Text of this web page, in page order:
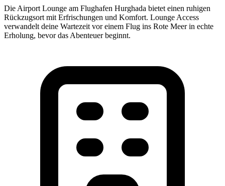
Die Airport Lounge am Flughafen Hurghada bietet einen ruhigen
Rückzugsort mit Erfrischungen und Komfort. Lounge Access
verwandelt deine Wartezeit vor einem Flug ins Rote Meer in echte
Erholung, bevor das Abenteuer beginnt.